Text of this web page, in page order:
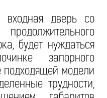
входная дверь со
будет нуждаться
запорного
модели
трудности,